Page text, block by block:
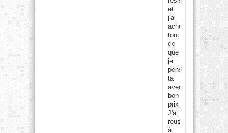
et
j'ai
acheter
tout
ce
que
je
pense
ta
avec
bon
prix…
J'ai
réussi
à